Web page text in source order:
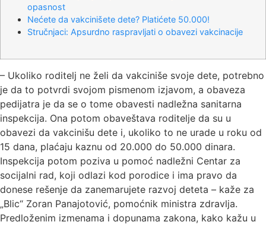
opasnost
Nećete da vakcinišete dete? Platićete 50.000!
Stručnjaci: Apsurdno raspravljati o obavezi vakcinacije
– Ukoliko roditelj ne želi da vakciniše svoje dete, potrebno
je da to potvrdi svojom pismenom izjavom, a obaveza
pedijatra je da se o tome obavesti nadležna sanitarna
inspekcija. Ona potom obaveštava roditelje da su u
obavezi da vakcinišu dete i, ukoliko to ne urade u roku od
15 dana, plaćaju kaznu od 20.000 do 50.000 dinara.
Inspekcija potom poziva u pomoć nadležni Centar za
socijalni rad, koji odlazi kod porodice i ima pravo da
donese rešenje da zanemarujete razvoj deteta – kaže za
„Blic“ Zoran Panajotović, pomoćnik ministra zdravlja.
Predloženim izmenama i dopunama zakona, kako kažu u